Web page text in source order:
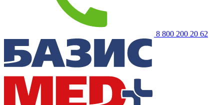
8 800 200 20 62